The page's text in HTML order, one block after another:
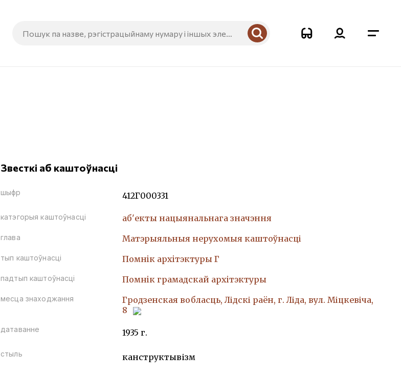
Звесткі аб каштоўнасці
шыфр 412Г000331
катэгорыя каштоўнасці аб'екты нацыянальнага значэння
глава Матэрыяльныя нерухомыя каштоўнасці
тып каштоўнасці Помнiк архiтэктуры Г
падтып каштоўнасці Помнiк грамадскай архiтэктуры
месца знаходжання
Гродзенская вобласць, Лідскі раён, г. Ліда, вул. Міцкевіча,
8
датаванне 1935 г.
стыль канструктывізм